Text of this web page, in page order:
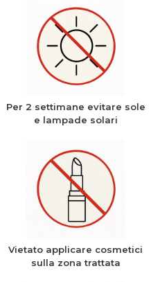
Per 2 settimane evitare sole
e lampade solari
Vietato applicare cosmetici
sulla zona trattata